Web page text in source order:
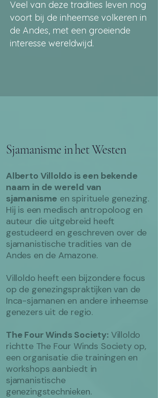
Veel van deze tradities leven nog
voort bij de inheemse volkeren in
de Andes, met een groeiende
interesse wereldwijd.
Sjamanisme in het Westen
Alberto Villoldo is een bekende
naam in de wereld van
sjamanisme en spirituele genezing.
Hij is een medisch antropoloog en
auteur die uitgebreid heeft
gestudeerd en geschreven over de
sjamanistische tradities van de
Andes en de Amazone.
Villoldo heeft een bijzondere focus
op de genezingspraktijken van de
Inca-sjamanen en andere inheemse
genezers uit de regio.
The Four Winds Society:Villoldo
richtte The Four Winds Society op,
een organisatie die trainingen en
workshops aanbiedt in
sjamanistische
genezingstechnieken.